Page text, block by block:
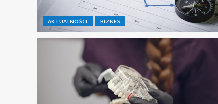
AKTUALNOŚCI BIZNES